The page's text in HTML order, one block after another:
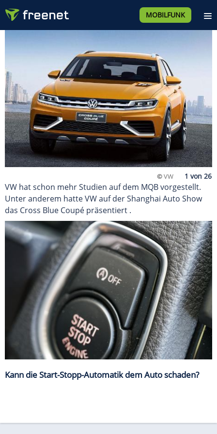
MOBILFUNK
©VW
VW hat schon mehr Studien auf dem MQB vorgestellt.
Unter anderem hatte VW auf der Shanghai Auto Show
das Cross Blue Coupé präsentiert .
Kann die Start-Stopp-Automatik dem Auto schaden?